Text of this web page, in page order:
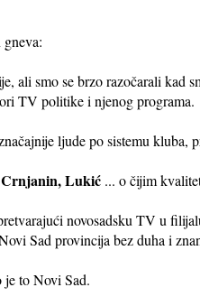
ali smo se brzo razočarali kad
TV politike i njenog programa.
ljude po sistemu kluba,
Lukić ... o čijim
novosadsku TV u
Sad provincija bez duha i
je to Novi Sad.